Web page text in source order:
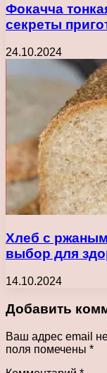
Фокачча
секреты
24.10.2024
Хлеб с
выбор для
14.10.2024
Добавить
Ваш адрес email
поля помечены *